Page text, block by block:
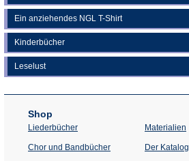
Ein anziehendes NGL T-Shirt
Kinderbücher
Leselust
Shop
Liederbücher
Chor und Bandbücher
Materialien
Der Katalog